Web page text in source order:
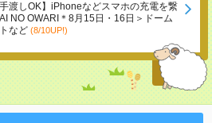
渡しOK】iPhoneなどスマホの充電を繋
NO OWARI＊8月15日・16日＞ドーム
など (8/10UP!)